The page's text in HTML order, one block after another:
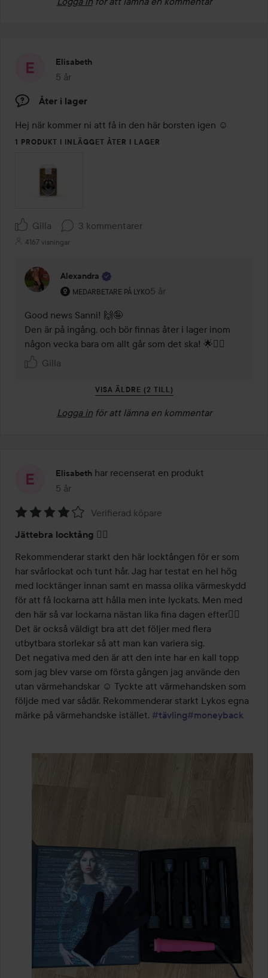
Elisabeth
5 år
Inlägget skapades 5 år
Åter i lager
Hej när kommer ni att få in den här borsten igen ☺️
1 PRODUKT I INLÄGGET ÅTER I LAGER
Gilla 3 kommentarer
4167 visningar
Alexandra
MEDARBETARE PÅ LYKO
Användarens roll: Medarbetare på Lyko.
5 år
Kommentaren lades 5 år
Good news Sanni! 🙌🤪
Den är på ingång, och bör finnas åter i lager inom
någon vecka bara om allt går som det ska! 🌟🤸‍♀️
Gilla
VISA ÄLDRE (2 TILL)
Logga in för att lämna en kommentar
Elisabeth har recenserat en produkt
5 år
Inlägget skapades 5 år
4
av
5
Verifierad köpare
Jättebra locktång 👍🏻
Rekommenderar starkt den här locktången för er som
har svårlockat och tunt hår. Jag har testat en hel hög
med locktänger innan samt en massa olika värmeskydd
för att få lockarna att hålla men inte lyckats. Men med
den här så var lockarna nästan lika fina dagen efter👍🏻
Det är också väldigt bra att det följer med flera
utbytbara storlekar så att man kan variera sig.
Det negativa med den är att den inte har en kall topp
som jag blev varse om första gången jag använde den
utan värmehandskar ☺️ Tyckte att värmehandsken som
följde med var sådär. Rekommenderar starkt Lykos egna
märke på värmehandske istället. #tävling#moneyback